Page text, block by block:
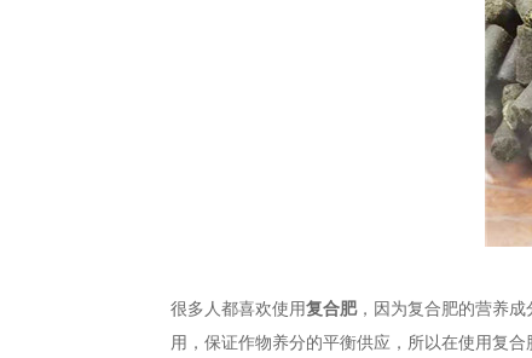
很多人都喜欢使用复合肥，因为复合肥的营养
用，保证作物养分的平衡供应，所以在使用复